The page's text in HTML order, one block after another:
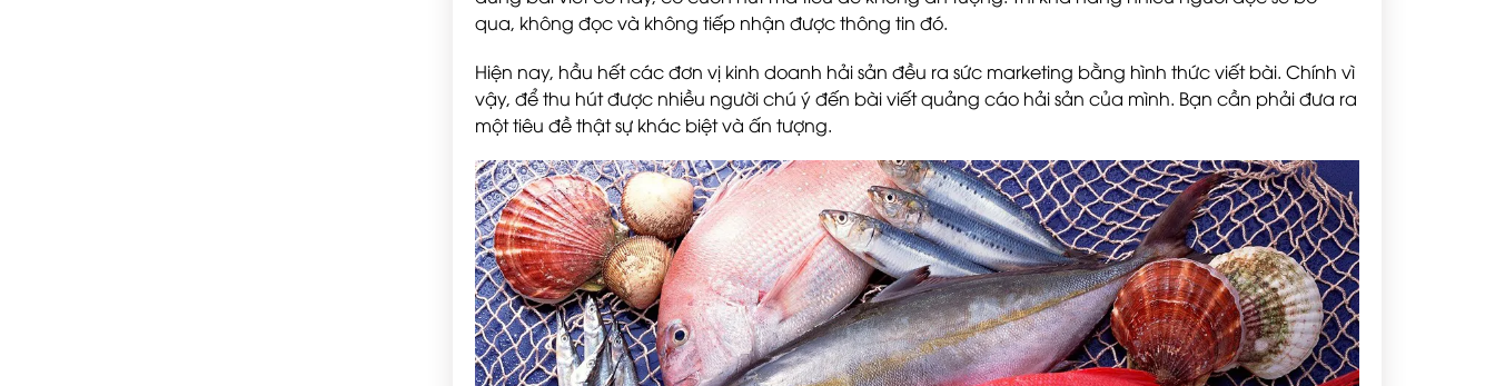
qua, không đọc và không tiếp nhận được thông tin đó.
Hiện nay, hầu hết các đơn vị kinh doanh hải sản đều ra sức marketing bằng hình thức viết bài. Chính vì
vậy, để thu hút được nhiều người chú ý đến bài viết quảng cáo hải sản của mình. Bạn cần phải đưa ra
một tiêu đề thật sự khác biệt và ấn tượng.